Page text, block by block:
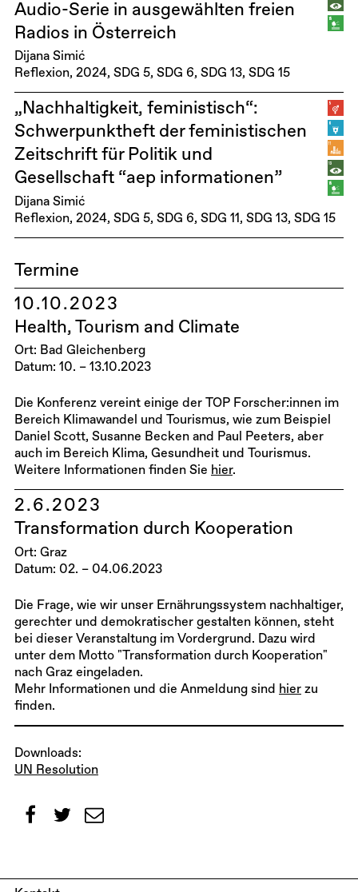
Audio-Serie in ausgewählten freien
Radios in Österreich
Dijana Simić
Reflexion 2024 SDG 5 SDG 6 SDG 13 SDG 15
„Nachhaltigkeit, feministisch“:
Schwerpunktheft der feministischen
Zeitschrift für Politik und
Gesellschaft “aep informationen”
Dijana Simić
Reflexion 2024 SDG 5 SDG 6 SDG 11 SDG 13 SDG 15
Termine
10.10.2023
Health, Tourism and Climate
Ort: Bad Gleichenberg
Datum: 10. – 13.10.2023
Die Konferenz vereint einige der TOP Forscher:innen im
Bereich Klimawandel und Tourismus, wie zum Beispiel
Daniel Scott, Susanne Becken and Paul Peeters, aber
auch im Bereich Klima, Gesundheit und Tourismus.
Weitere Informationen finden Sie hier.
2.6.2023
Transformation durch Kooperation
Ort: Graz
Datum: 02. – 04.06.2023
Die Frage, wie wir unser Ernährungssystem nachhaltiger,
gerechter und demokratischer gestalten können, steht
bei dieser Veranstaltung im Vordergrund. Dazu wird
unter dem Motto "Transformation durch Kooperation"
nach Graz eingeladen.
Mehr Informationen und die Anmeldung sind hier zu
finden.
Downloads:
UN Resolution